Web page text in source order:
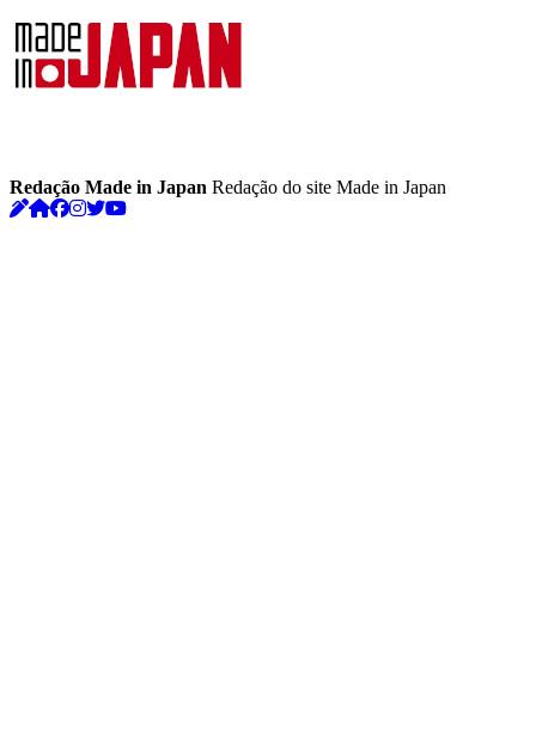
Redação Made in Japan Redação do site Made in Japan